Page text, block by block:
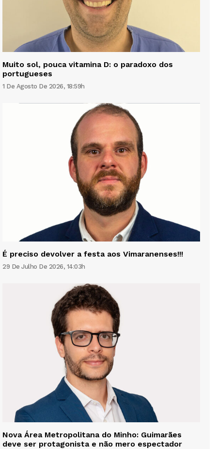
Muito sol, pouca vitamina D: o paradoxo dos
portugueses
1 De Agosto De 2026, 18:59h
É preciso devolver a festa aos Vimaranenses!!!
29 De Julho De 2026, 14:03h
Nova Área Metropolitana do Minho: Guimarães
deve ser protagonista e não mero espectador